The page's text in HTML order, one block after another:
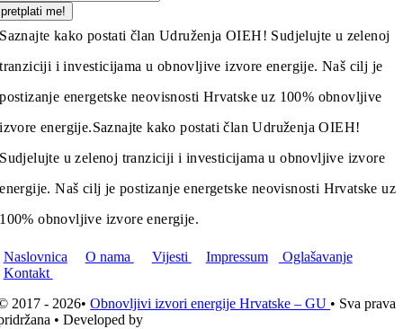
pretplati me!
Saznajte kako postati član Udruženja OIEH! Sudjelujte u zelenoj
tranziciji i investicijama u obnovljive izvore energije. Naš cilj je
postizanje energetske neovisnosti Hrvatske uz 100% obnovljive
izvore energije.Saznajte kako postati član Udruženja OIEH!
Sudjelujte u zelenoj tranziciji i investicijama u obnovljive izvore
energije. Naš cilj je postizanje energetske neovisnosti Hrvatske uz
100% obnovljive izvore energije.
Naslovnica O nama Vijesti Impressum
Oglašavanje
Kontakt
2017 - 2026•Obnovljivi izvori energije Hrvatske – GU • Sva prava
• Developed by